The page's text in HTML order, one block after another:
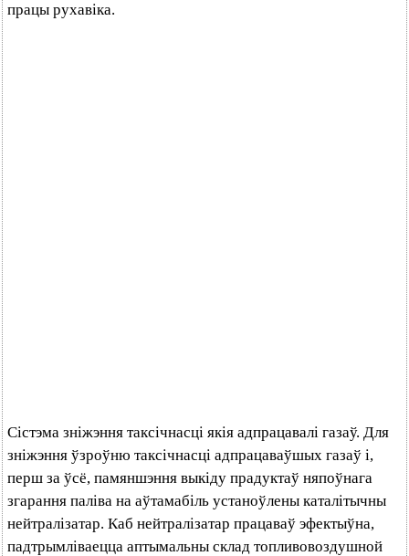
працы рухавіка.
Сістэма зніжэння таксічнасці якія адпрацавалі газаў. Для
зніжэння ўзроўню таксічнасці адпрацаваўшых газаў і,
перш за ўсё, памяншэння выкіду прадуктаў няпоўнага
згарання паліва на аўтамабіль устаноўлены каталітычны
нейтралізатар. Каб нейтралізатар працаваў эфектыўна,
падтрымліваецца аптымальны склад топливовоздушной